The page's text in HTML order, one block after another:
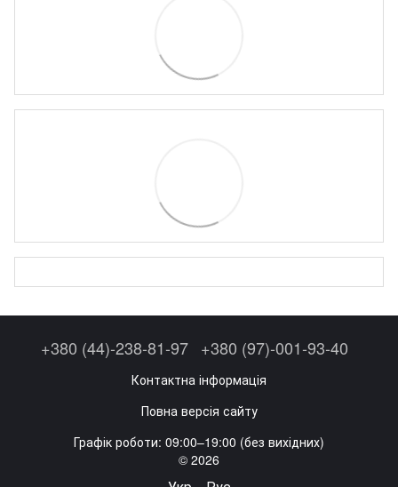
+380 (44)-238-81-97 +380 (97)-001-93-40
Контактна інформація
Повна версія сайту
Графік роботи: 09:00–19:00 (без вихідних)
© 2026